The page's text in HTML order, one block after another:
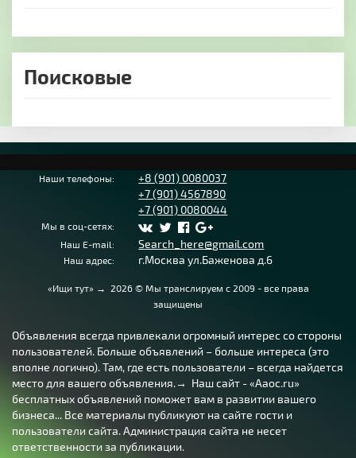
Поисковые
Наши телефоны:
+8 (901) 0080037
+7 (901) 4567890
+7 (901) 0080044
Мы в соц-сетях:
Наш E-mail:
Search_here@gmail.com
Наш адрес: г.Москва ул.Баженова д.6
«Ищи тут» → 2026© Мы транслируем с 2009 - все права
защищены
Объявления всегда привлекали огромный интерес со стороны
пользователей. Больше объявлений – больше интереса (это
вполне логично). Там, где есть пользователи – всегда найдется
место для вашего объявления.→ Наш сайт - «Aaoc.ru»
бесплатных объявлений поможет вам в развитии вашего
бизнеса... Все материалы публикуют на сайте гости и
пользователи сайта. Администрация сайта не несет
ответственности за публикации.